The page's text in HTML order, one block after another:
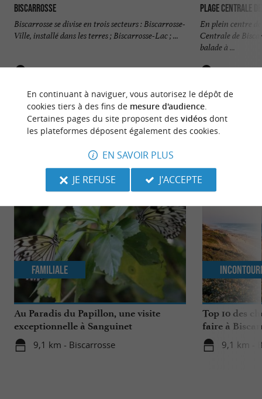
Biscarrosse
Biscarrosse se divise en trois secteurs : Biscarrosse-
Ville, installé dans les terres ; Biscarrosse-Lac ; ...
184 m - Biscarrosse
Plage Centrale
En plein centre
Centrale de
balade à ...
328 m -
NOUS AVONS TESTÉPOUR VOUS
Au Paradis du Papillon, une visite
exceptionnelle à Sanguinet
9,1 km - Biscarrosse
Familiale
Top 10 des
faire à
9,1 km -
En continuant à naviguer, vous autorisez le dépôt de
cookies tiers à des fins de mesure d'audience.
Certaines pages du site proposent des vidéosdont
les plateformes déposent également des cookies.
EN SAVOIR PLUS
JE REFUSE
J'ACCEPTE